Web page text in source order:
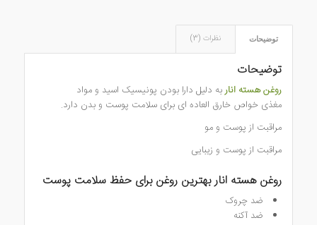
توضیحات نظرات (3)
توضیحات
روغن هسته اناربه دلیل دارا بودن پونیسیک اسید و مواد
مغذی خواص خارق العاده ای برای سلامت پوست و بدن دارد.
مراقبت از پوست و مو
مراقبت از پوست و زیبایی
روغن هسته انار بهترین روغن برای حفظ سلامت پوست
ضد چروک
ضد آکنه